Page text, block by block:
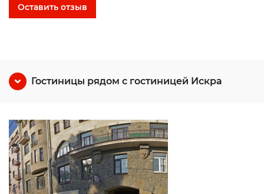
Оставить отзыв
Гостиницы рядом с гостиницей Искра